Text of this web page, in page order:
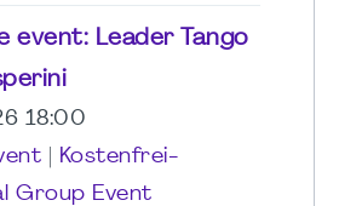
event: Leader Tango
18:00
Kostenfrei-
Group Event